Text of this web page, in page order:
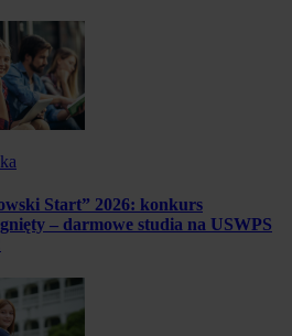
Start” 2026: konkurs
– darmowe studia na USWPS